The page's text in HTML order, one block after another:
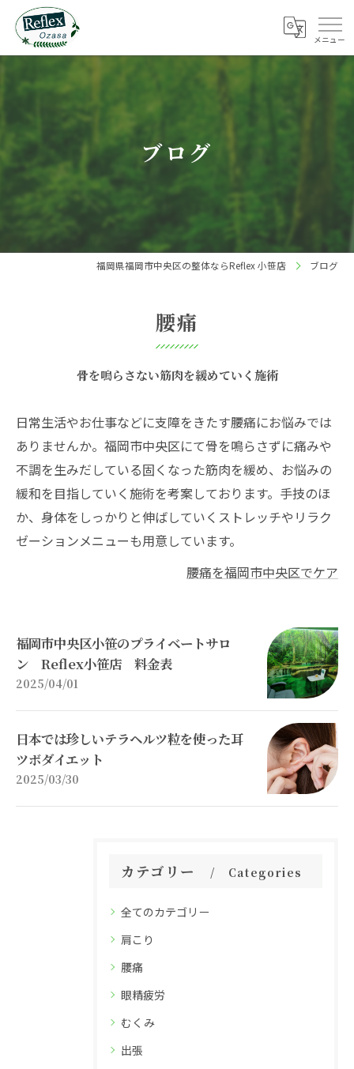
ブログ
福岡県福岡市中央区の整体ならReflex 小笹店 ブログ
腰痛
骨を鳴らさない筋肉を緩めていく施術
日常生活やお仕事などに支障をきたす腰痛にお悩みでは
ありませんか。福岡市中央区にて骨を鳴らさずに痛みや
不調を生みだしている固くなった筋肉を緩め、お悩みの
緩和を目指していく施術を考案しております。手技のほ
か、身体をしっかりと伸ばしていくストレッチやリラク
ゼーションメニューも用意しています。
腰痛を福岡市中央区でケア
福岡市中央区小笹のプライベートサロ
ン Reflex小笹店 料金表
2025/04/01
日本では珍しいテラヘルツ粒を使った耳
ツボダイエット
2025/03/30
カテゴリー Categories
全てのカテゴリー
肩こり
腰痛
眼精疲労
むくみ
出張